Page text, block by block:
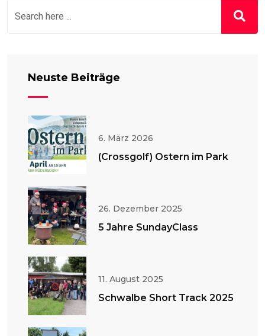
Neuste Beiträge
6. März 2026
(Crossgolf) Ostern im Park
26. Dezember 2025
5 Jahre SundayClass
11. August 2025
Schwalbe Short Track 2025